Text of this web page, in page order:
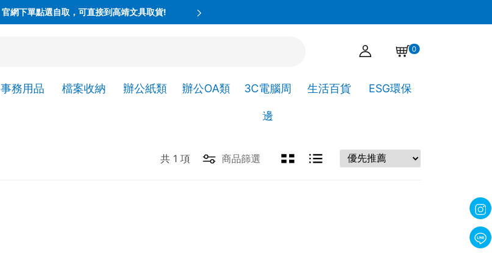
官網下單點選自取，可直接到高靖文具取貨!
0
事務用品 檔案收納 辦公紙類 辦公OA類 3C電腦周
邊
生活百貨 ESG環保
共 1 項 商品篩選